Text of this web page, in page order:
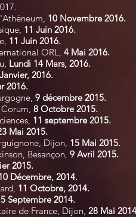
10 Novembre 2016.
11 Juin 2016.
11 Juin 2016.
ORL, 4 Mai 2016.
Lundi 14 Mars, 2016.
2016.
2016.
9 décembre 2015.
8 Octobre 2015.
11 septembre 2015.
Mai 2015.
Dijon, 15 Mai 2015.
Besançon, 9 Avril 2015.
2015.
Décembre, 2014.
11 Octobre, 2014.
5 Septembre 2014.
de France, Dijon, 28 Mai